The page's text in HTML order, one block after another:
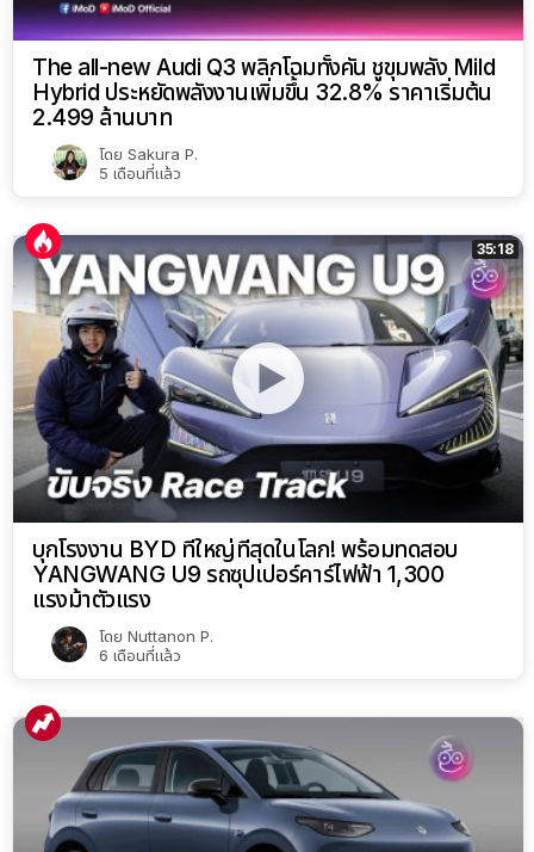
The all-new Audi Q3 พลิกโฉมทั้งคัน ชูขุมพลัง Mild
Hybrid ประหยัดพลังงานเพิ่มขึ้น 32.8% ราคาเริ่มต้น
2.499 ล้านบาท
โดย Sakura P.
5 เดือนที่แล้ว
35:18
บุกโรงงาน BYD ที่ใหญ่ที่สุดในโลก! พร้อมทดสอบ
YANGWANG U9 รถซุปเปอร์คาร์ไฟฟ้า 1,300
แรงม้าตัวแรง
โดย Nuttanon P.
6 เดือนที่แล้ว